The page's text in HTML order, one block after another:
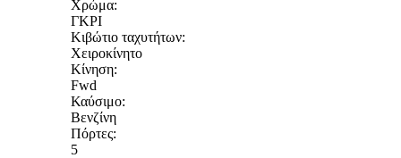
Χρώμα:
ΓΚΡΙ
Κιβώτιο ταχυτήτων:
Χειροκίνητο
Κίνηση:
Fwd
Καύσιμο:
Βενζίνη
Πόρτες:
5